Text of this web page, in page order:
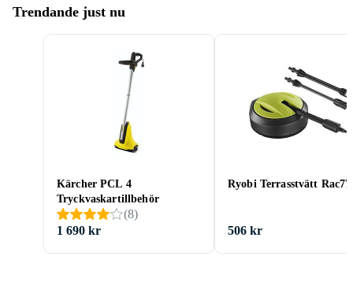
Trendande just nu
Kärcher PCL 4
Tryckvaskartillbehör
(8)
1 690 kr
Ryobi Terrasstvätt
506 kr